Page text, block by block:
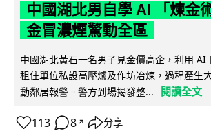
中國湖北男自學 AI 「煉金
金冒濃煙驚動全區
中國湖北黃石一名男子見金價高企，利用 AI
租住單位私設高壓爐及作坊冶煉，過程產生
動鄰居報警。警方到場揭發整...
閱讀全文
113 8 ↗ 分享